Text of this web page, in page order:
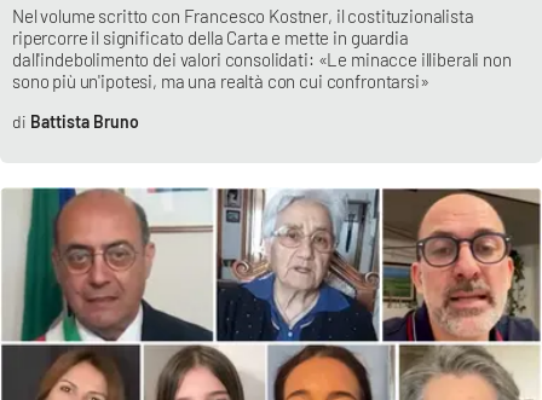
Good Morning Vietnam
Parchi Marini Calabria
Imprese Di Calabria
Le perfidie di Antonella Grippo
Venti di comunicazione
Nel volume scritto con Francesco Kostner, il costituzionalista
ripercorre il significato della Carta e mette in guardia
dall'indebolimento dei valori consolidati: «Le minacce illiberali non
sono più un'ipotesi, ma una realtà con cui confrontarsi»
Battista Bruno